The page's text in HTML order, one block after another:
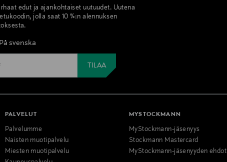
edut ja ajankohtaiset uutuudet. Uutena
jolla saat 10 %:n alennuksen
På svenska
PALVELUT
Palvelumme
Naisten muotipalvelu
Miesten muotipalvelu
MYSTOCKMANN
MyStockmann-jäsenyys
Stockmann Mastercard
MyStockmann-jäsenyyden ehdot